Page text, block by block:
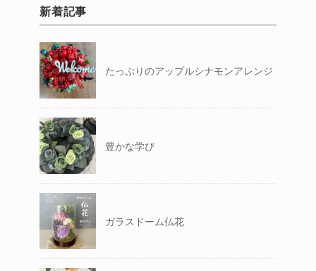
新着記事
たっぷりのアップルシナモンアレンジ
豊かな学び
ガラスドーム仏花